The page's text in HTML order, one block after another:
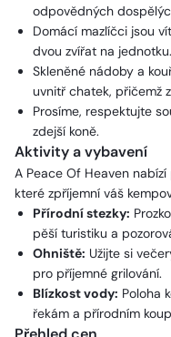
odpovědných
Domácí mazlíčci jsou
dvou zvířat na
Skleněné nádoby a
uvnitř chatek, přičemž
Prosíme, respektujte
zdejší koně.
Aktivity a vybavení
A Peace Of Heaven
které zpříjemní váš
Přírodní stezky:
pěší turistiku a
Ohniště: Užijte si
pro příjemné grilování.
Blízkost vody: Poloha
řekám a přírodním